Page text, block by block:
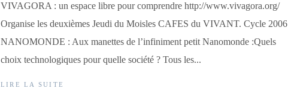
VIVAGORA : un espace libre pour comprendre http://www.vivagora.org/
Organise les deuxièmes Jeudi du Moisles CAFES du VIVANT. Cycle 2006
NANOMONDE : Aux manettes de l’infiniment petit Nanomonde :Quels
choix technologiques pour quelle société ? Tous les...
LIRE LA SUITE